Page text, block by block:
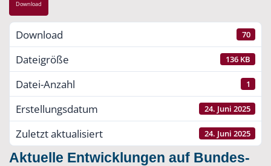
Download
Download 70
Dateigröße 136 KB
Datei-Anzahl 1
Erstellungsdatum 24. Juni 2025
Zuletzt aktualisiert 24. Juni 2025
Aktuelle Entwicklungen auf Bundes-